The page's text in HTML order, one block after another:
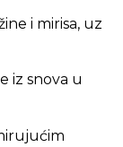
i mirisa, uz
iz snova u